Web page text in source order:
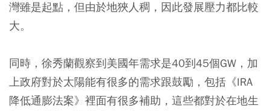
灣雖是起點，但由於地狹人稠，因此發展壓力都比較
大。
同時，徐秀蘭觀察到美國年需求是40到45個GW，加
上政府對於太陽能有很多的需求跟鼓勵，包括《IRA
降低通膨法案》裡面有很多補助，這些都對於在地生